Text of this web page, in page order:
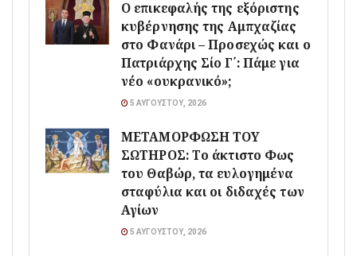
Ο επικεφαλής της εξόριστης
κυβέρνησης της Αμπχαζίας
στο Φανάρι – Προσεχώς και ο
Πατριάρχης Σίο Γ΄: Πάμε για
νέο «ουκρανικό»;
5 ΑΥΓΟΎΣΤΟΥ, 2026
ΜΕΤΑΜΟΡΦΩΣΗ ΤΟΥ
ΣΩΤΗΡΟΣ: Το άκτιστο Φως
του Θαβώρ, τα ευλογημένα
σταφύλια και οι διδαχές των
Αγίων
5 ΑΥΓΟΎΣΤΟΥ, 2026